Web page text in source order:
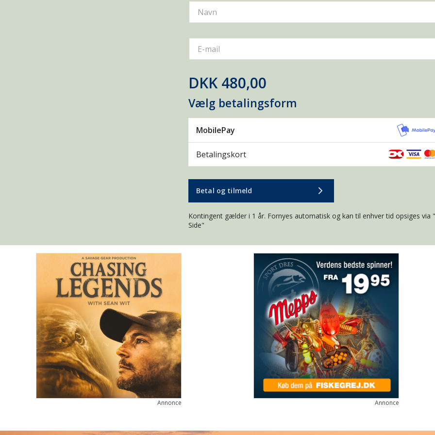
Navn
E-mail
DKK 480,00
Vælg betalingsform
MobilePay
Betalingskort
Betal og tilmeld
Kontingent gælder i 1 år. Fornyes automatisk og kan til enhver tid opsiges via
Side"
Annonce Annonce